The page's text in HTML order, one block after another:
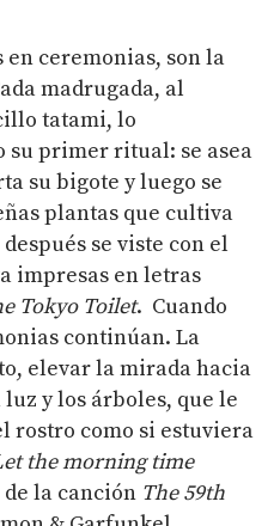
ceremonias, son la
madrugada, al
tatami, lo
su primer ritual: se asea
su bigote y luego se
plantas que cultiva
se viste con el
impresas en letras
Tokyo Toilet. Cuando
continúan. La
elevar la mirada hacia
y los árboles, que le
rostro como si estuviera
themorningtime
de la canción The59th